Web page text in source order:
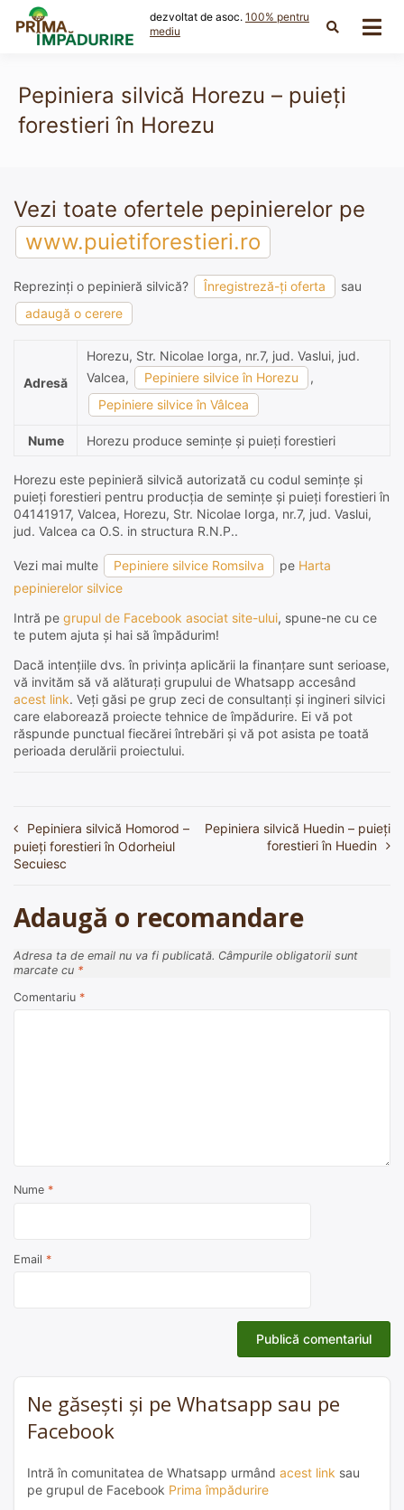
content
dezvoltat de asoc. 100% pentru
mediu
Pepiniera silvică Horezu – puieți
forestieri în Horezu
Vezi toate ofertele pepinierelor pe
www.puietiforestieri.ro
Reprezinți o pepinieră silvică? Înregistreză-ți oferta
sau
adaugă o cerere
Adresă
Horezu, Str. Nicolae Iorga, nr.7, jud. Vaslui, jud.
Valcea,
Pepiniere silvice în Horezu
,
Pepiniere silvice în Vâlcea
Nume Horezu produce semințe și puieți forestieri
Horezu este pepinieră silvică autorizată cu codul semințe și
puieți forestieri pentru producția de semințe și puieți forestieri în
04141917, Valcea, Horezu, Str. Nicolae Iorga, nr.7, jud. Vaslui,
jud. Valcea ca O.S. in structura R.N.P..
Vezi mai multe Pepiniere silvice Romsilva pe Harta
pepinierelor silvice
Intră pe grupul de Facebook asociat site-ului, spune-ne cu ce
te putem ajuta și hai să împădurim!
Dacă intențiile dvs. în privința aplicării la finanțare sunt serioase,
vă invităm să vă alăturați grupului de Whatsapp accesând
acest link. Veți găsi pe grup zeci de consultanți și ingineri silvici
care elaborează proiecte tehnice de împădurire. Ei vă pot
răspunde punctual fiecărei întrebări și vă pot asista pe toată
perioada derulării proiectului.
Navigare
în
Pepiniera silvică Homorod –
puieți forestieri în Odorheiul
Secuiesc
Pepiniera silvică Huedin – puieți
forestieri în Huedin
Adaugă o recomandare
Adresa ta de email nu va fi publicată. Câmpurile obligatorii sunt
marcate cu *
Comentariu *
Nume *
Email *
Ne găsești și pe Whatsapp sau pe
Facebook
Intră în comunitatea de Whatsapp urmând acest link sau
pe grupul de Facebook Prima împădurire